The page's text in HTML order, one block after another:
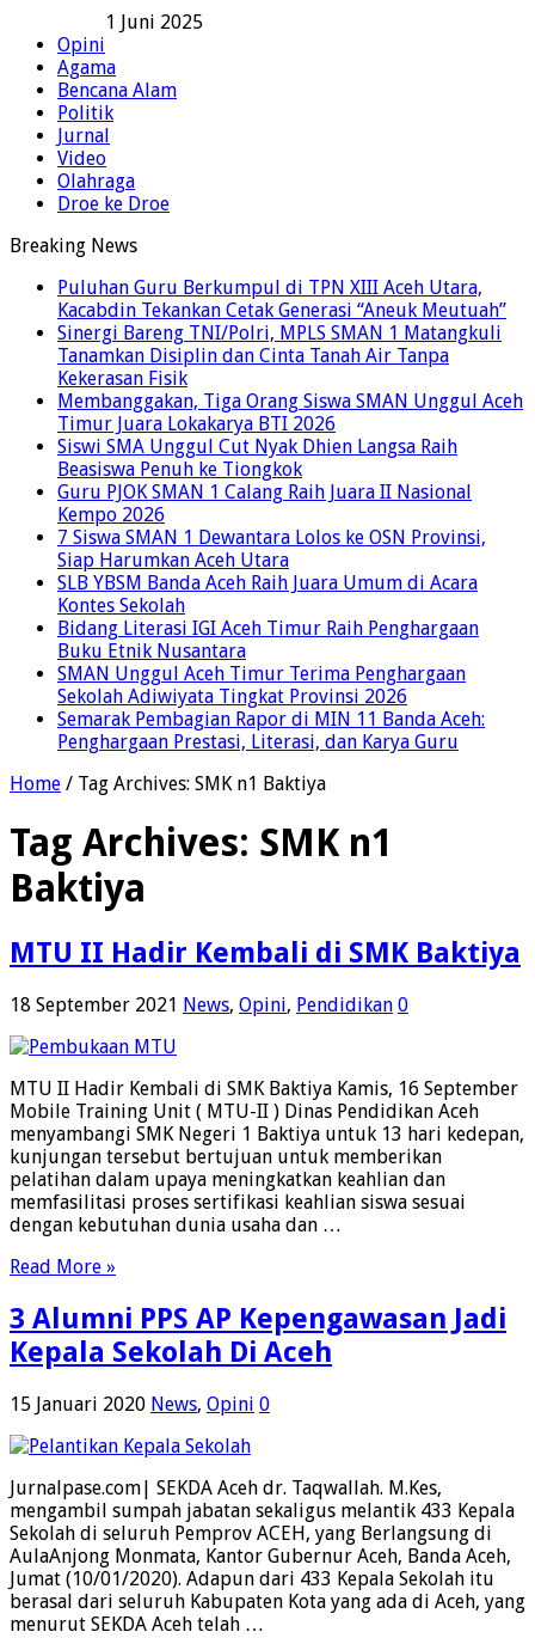
1 Juni 2025
Opini
Agama
Bencana Alam
Politik
Jurnal
Video
Olahraga
Droe ke Droe
Breaking News
Puluhan Guru Berkumpul di TPN XIII Aceh Utara,
Kacabdin Tekankan Cetak Generasi “Aneuk Meutuah”
Sinergi Bareng TNI/Polri, MPLS SMAN 1 Matangkuli
Tanamkan Disiplin dan Cinta Tanah Air Tanpa
Kekerasan Fisik
Membanggakan, Tiga Orang Siswa SMAN Unggul Aceh
Timur Juara Lokakarya BTI 2026
Siswi SMA Unggul Cut Nyak Dhien Langsa Raih
Beasiswa Penuh ke Tiongkok
Guru PJOK SMAN 1 Calang Raih Juara II Nasional
Kempo 2026
7 Siswa SMAN 1 Dewantara Lolos ke OSN Provinsi,
Siap Harumkan Aceh Utara
SLB YBSM Banda Aceh Raih Juara Umum di Acara
Kontes Sekolah
Bidang Literasi IGI Aceh Timur Raih Penghargaan
Buku Etnik Nusantara
SMAN Unggul Aceh Timur Terima Penghargaan
Sekolah Adiwiyata Tingkat Provinsi 2026
Semarak Pembagian Rapor di MIN 11 Banda Aceh:
Penghargaan Prestasi, Literasi, dan Karya Guru
Home / Tag Archives: SMK n1 Baktiya
Tag Archives: SMK n1
Baktiya
MTU II Hadir Kembali di SMK Baktiya
18 September 2021 News, Opini, Pendidikan 0
MTU II Hadir Kembali di SMK Baktiya Kamis, 16 September
Mobile Training Unit ( MTU-II ) Dinas Pendidikan Aceh
menyambangi SMK Negeri 1 Baktiya untuk 13 hari kedepan,
kunjungan tersebut bertujuan untuk memberikan
pelatihan dalam upaya meningkatkan keahlian dan
memfasilitasi proses sertifikasi keahlian siswa sesuai
dengan kebutuhan dunia usaha dan …
Read More »
3 Alumni PPS AP Kepengawasan Jadi
Kepala Sekolah Di Aceh
15 Januari 2020 News, Opini 0
Jurnalpase.com| SEKDA Aceh dr. Taqwallah. M.Kes,
mengambil sumpah jabatan sekaligus melantik 433 Kepala
Sekolah di seluruh Pemprov ACEH, yang Berlangsung di
AulaAnjong Monmata, Kantor Gubernur Aceh, Banda Aceh,
Jumat (10/01/2020). Adapun dari 433 Kepala Sekolah itu
berasal dari seluruh Kabupaten Kota yang ada di Aceh, yang
menurut SEKDA Aceh telah …